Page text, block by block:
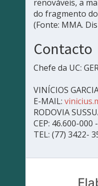
renováveis, a
do fragmento
(Fonte: MMA.
Contacto
Chefe da UC:
VINÍCIOS
E-MAIL:
RODOVIA
CEP: 46.600-000
TEL: (77) 3422-